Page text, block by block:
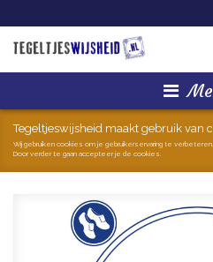
Tegeltjeswijsheid maakt gebruik van
Wij gebruiken cookies om je gebruikerservaring te verbeteren.
Door verder te gaan accepteer je de cookies.